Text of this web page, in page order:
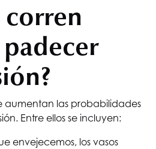
corren
aumentan las probabilidades
Entre ellos se incluyen:
envejecemos, los vasos